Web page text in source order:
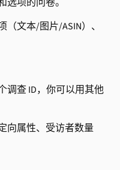
文本/图片/ASIN）、
调查 ID，你可以用其他
向属性、受访者数量